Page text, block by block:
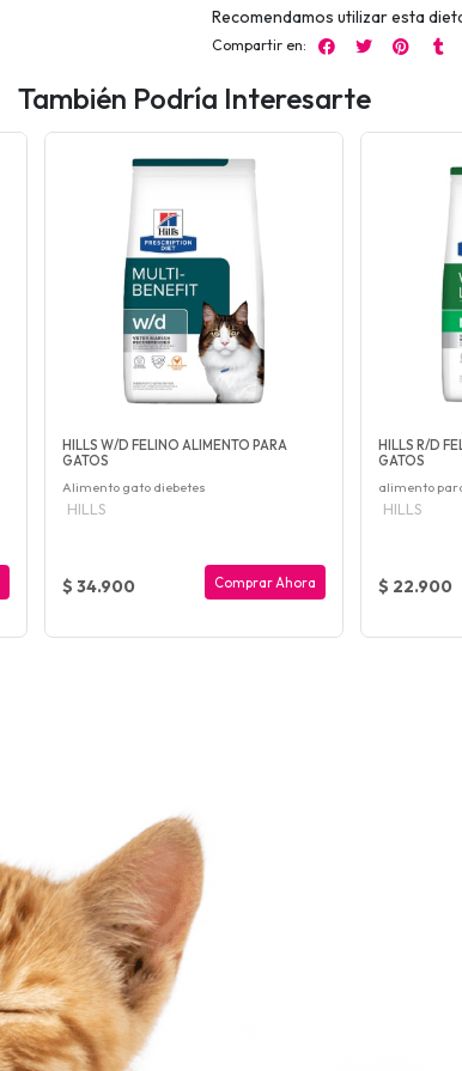
Recomendamos utilizar esta
Compartir en:
También Podría Interesarte
HILLS W/D FELINO ALIMENTO PARA
GATOS
Alimento gato diebetes
HILLS
$ 34.900 Comprar Ahora
HILLS R/D
GATOS
alimento
HILLS
$ 22.900